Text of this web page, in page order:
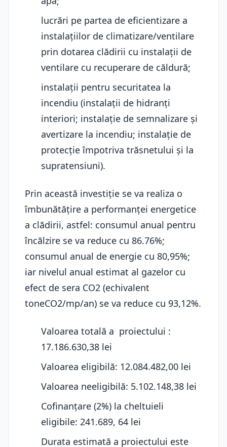
lucrări pe partea de eficientizare a
instalațiilor de climatizare/ventilare
prin dotarea clădirii cu instalații de
ventilare cu recuperare de căldură;
instalații pentru securitatea la
incendiu (instalații de hidranți
interiori; instalație de semnalizare și
avertizare la incendiu; instalație de
protecție împotriva trăsnetului și la
supratensiuni).
Prin această investiție se va realiza o
îmbunătățire a performanței energetice
a clădirii, astfel: consumul anual pentru
încălzire se va reduce cu 86.76%;
consumul anual de energie cu 80,95%;
iar nivelul anual estimat al gazelor cu
efect de sera CO2 (echivalent
toneCO2/mp/an) se va reduce cu 93,12%.
Valoarea totală a proiectului :
17.186.630,38 lei
Valoarea eligibilă: 12.084.482,00 lei
Valoarea neeligibilă: 5.102.148,38 lei
Cofinanțare (2%) la cheltuieli
eligibile: 241.689, 64 lei
Durata estimată a proiectului este